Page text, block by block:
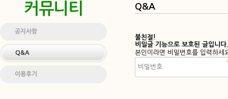
커뮤니티
공지사항
Q&A
이용후기
Q&A
불친절!
비밀글 기능으로 보호된 글입니다.
본인이라면 비밀번호를 입력하세